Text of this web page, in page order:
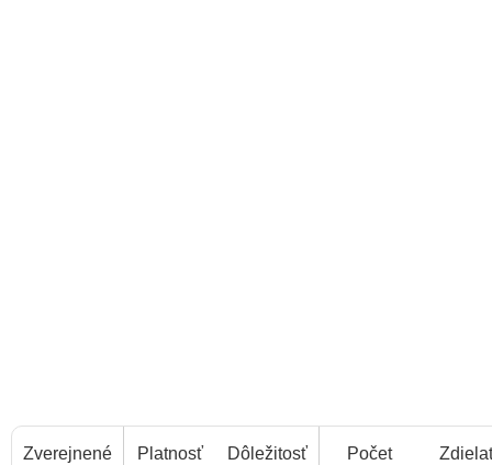
Zverejnené
Platnosť
Dôležitosť
Počet